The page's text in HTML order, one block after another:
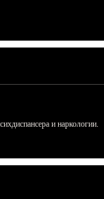
и наркологии.